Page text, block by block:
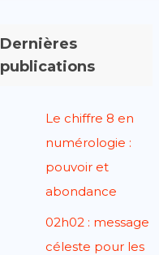
Dernières
publications
Le chiffre 8 en
numérologie :
pouvoir et
abondance
02h02 : message
céleste pour les